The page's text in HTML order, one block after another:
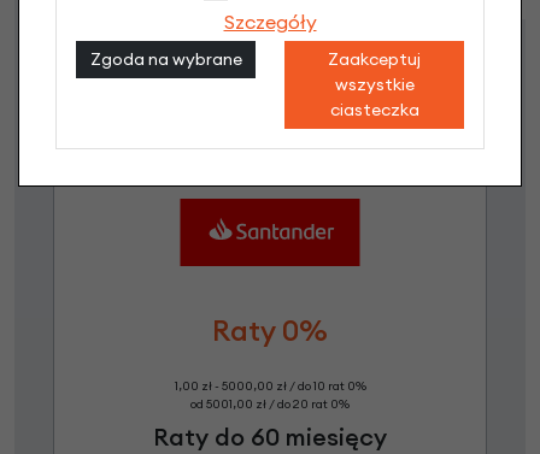
Dostępne propozycje
Raty 0%
1,00 zł - 5000,00 zł / do 10 rat 0%
od 5001,00 zł / do 20 rat 0%
Raty do 60 miesięcy
Szczegóły
Zgoda na wybrane
Zaakceptuj
wszystkie
ciasteczka